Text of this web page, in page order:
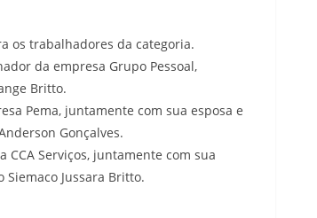
os trabalhadores da categoria.
da empresa Grupo Pessoal,
Britto.
Pema, juntamente com sua esposa e
Gonçalves.
Serviços, juntamente com sua
Jussara Britto.